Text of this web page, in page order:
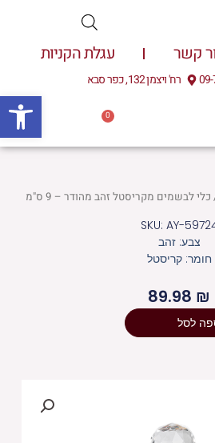
קשר עגלת הקניות
רח' ויצמן 132, כפר סבא
0
עגלת
לבשמים מקריסטל זהב מהודר – 9 ס"מ
SKU: AY-
צבע: זהב
חומר: קריסטל
89.98 ₪
לסל